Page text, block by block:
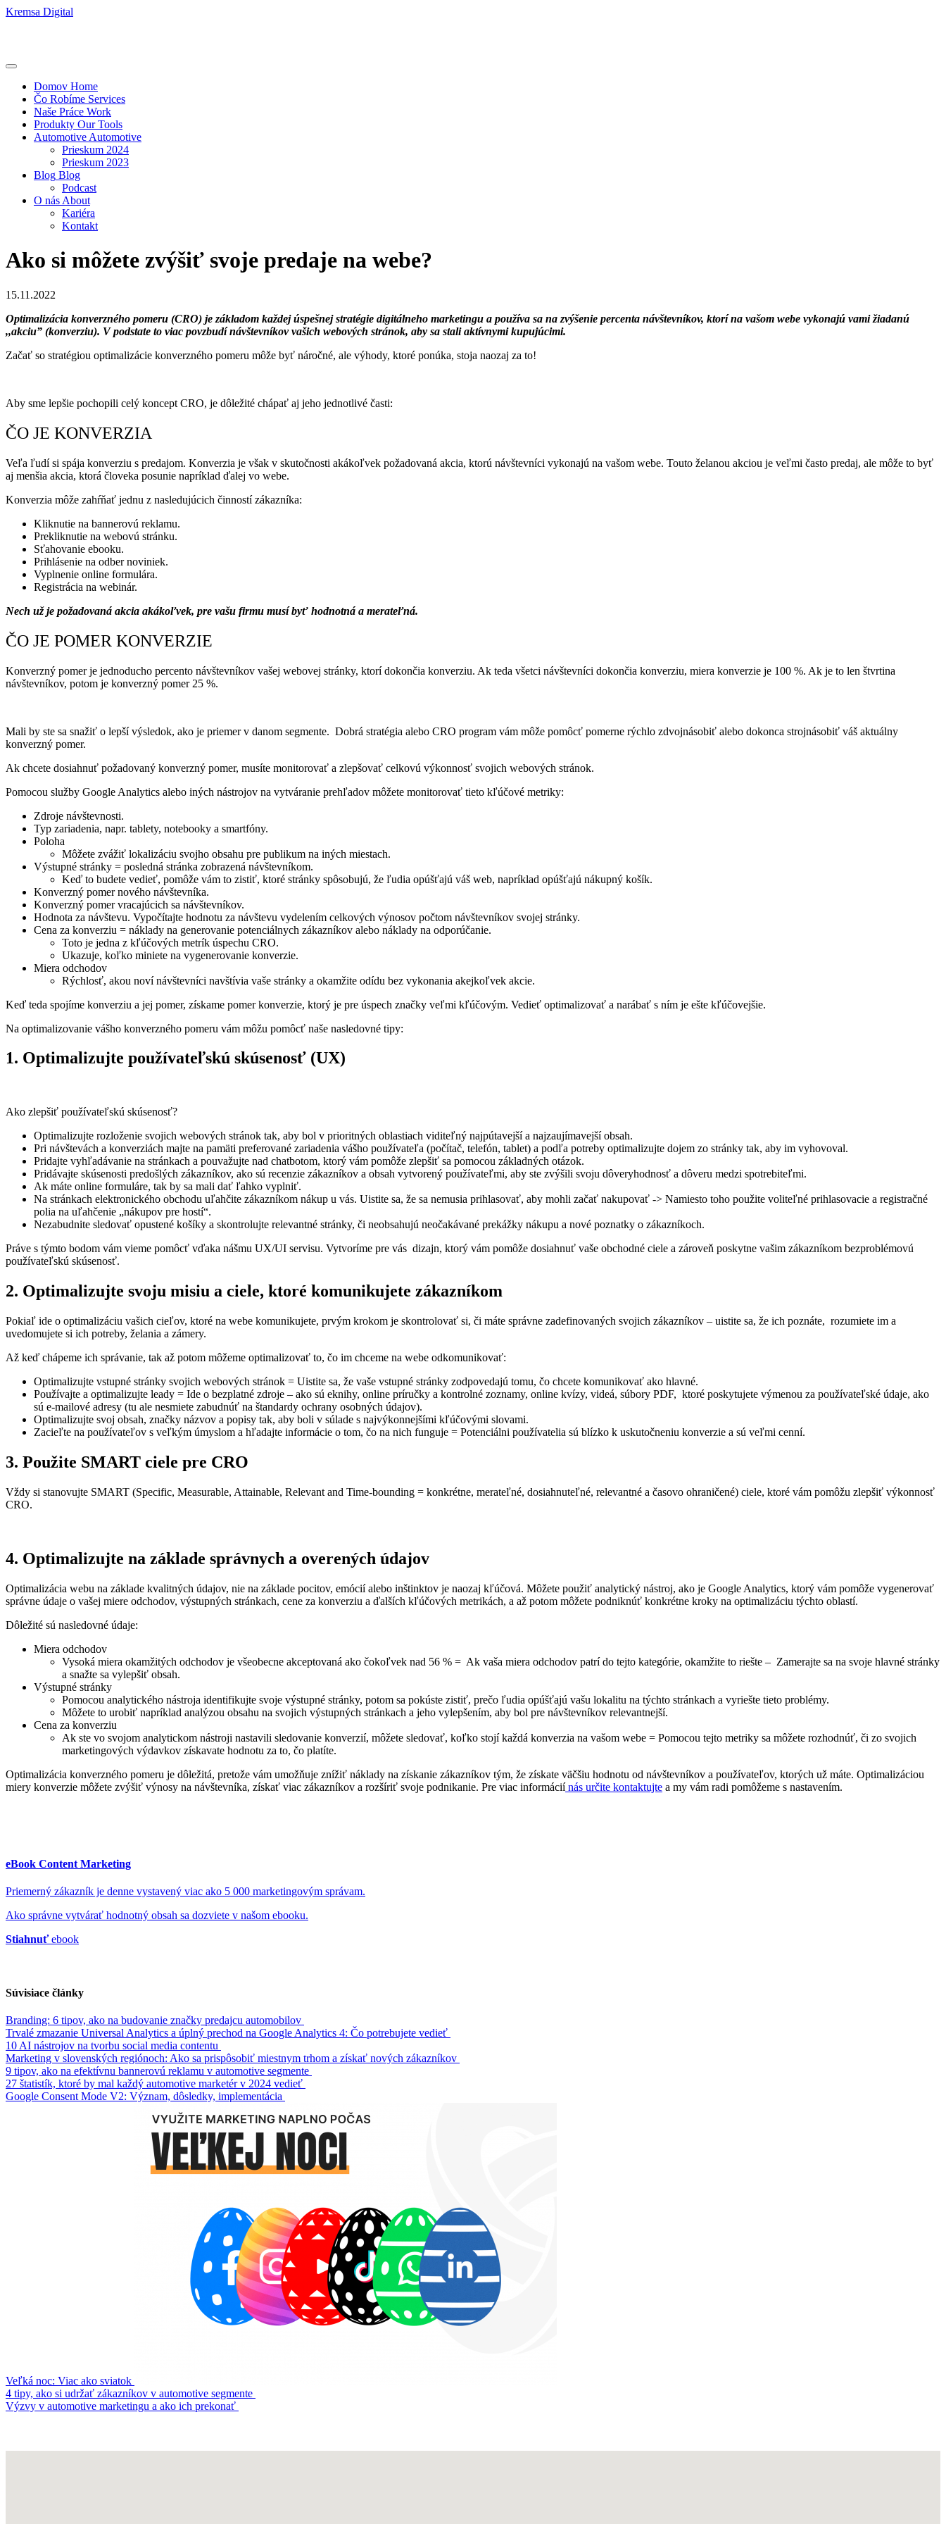
Kremsa Digital
Domov Home
Čo Robíme Services
Naše Práce Work
Produkty Our Tools
Automotive Automotive
Prieskum 2024
Prieskum 2023
Blog Blog
Podcast
O nás About
Kariéra
Kontakt
Ako si môžete zvýšiť svoje predaje na webe?
15.11.2022
Optimalizácia konverzného pomeru (CRO) je základom každej úspešnej stratégie digitálneho marketingu a používa sa na zvýšenie percenta návštevníkov, ktorí na vašom webe vykonajú vami žiadanú
,,akciu” (konverziu). V podstate to viac povzbudí návštevníkov vašich webových stránok, aby sa stali aktívnymi kupujúcimi.
Začať so stratégiou optimalizácie konverzného pomeru môže byť náročné, ale výhody, ktoré ponúka, stoja naozaj za to!
Aby sme lepšie pochopili celý koncept CRO, je dôležité chápať aj jeho jednotlivé časti:
ČO JE KONVERZIA
Veľa ľudí si spája konverziu s predajom. Konverzia je však v skutočnosti akákoľvek požadovaná akcia, ktorú návštevníci vykonajú na vašom webe. Touto želanou akciou je veľmi často predaj, ale môže to byť
aj menšia akcia, ktorá človeka posunie napríklad ďalej vo webe.
Konverzia môže zahŕňať jednu z nasledujúcich činností zákazníka:
Kliknutie na bannerovú reklamu.
Prekliknutie na webovú stránku.
Sťahovanie ebooku.
Prihlásenie na odber noviniek.
Vyplnenie online formulára.
Registrácia na webinár.
Nech už je požadovaná akcia akákoľvek, pre vašu firmu musí byť hodnotná a merateľná.
ČO JE POMER KONVERZIE
Konverzný pomer je jednoducho percento návštevníkov vašej webovej stránky, ktorí dokončia konverziu. Ak teda všetci návštevníci dokončia konverziu, miera konverzie je 100 %. Ak je to len štvrtina
návštevníkov, potom je konverzný pomer 25 %.
Mali by ste sa snažiť o lepší výsledok, ako je priemer v danom segmente. Dobrá stratégia alebo CRO program vám môže pomôcť pomerne rýchlo zdvojnásobiť alebo dokonca strojnásobiť váš aktuálny
konverzný pomer.
Ak chcete dosiahnuť požadovaný konverzný pomer, musíte monitorovať a zlepšovať celkovú výkonnosť svojich webových stránok.
Pomocou služby Google Analytics alebo iných nástrojov na vytváranie prehľadov môžete monitorovať tieto kľúčové metriky:
Zdroje návštevnosti.
Typ zariadenia, napr. tablety, notebooky a smartfóny.
Poloha
Môžete zvážiť lokalizáciu svojho obsahu pre publikum na iných miestach.
Výstupné stránky = posledná stránka zobrazená návštevníkom.
Keď to budete vedieť, pomôže vám to zistiť, ktoré stránky spôsobujú, že ľudia opúšťajú váš web, napríklad opúšťajú nákupný košík.
Konverzný pomer nového návštevníka.
Konverzný pomer vracajúcich sa návštevníkov.
Hodnota za návštevu. Vypočítajte hodnotu za návštevu vydelením celkových výnosov počtom návštevníkov svojej stránky.
Cena za konverziu = náklady na generovanie potenciálnych zákazníkov alebo náklady na odporúčanie.
Toto je jedna z kľúčových metrík úspechu CRO.
Ukazuje, koľko miniete na vygenerovanie konverzie.
Miera odchodov
Rýchlosť, akou noví návštevníci navštívia vaše stránky a okamžite odídu bez vykonania akejkoľvek akcie.
Keď teda spojíme konverziu a jej pomer, získame pomer konverzie, ktorý je pre úspech značky veľmi kľúčovým. Vedieť optimalizovať a narábať s ním je ešte kľúčovejšie.
Na optimalizovanie vášho konverzného pomeru vám môžu pomôcť naše nasledovné tipy:
1. Optimalizujte používateľskú skúsenosť (UX)
Ako zlepšiť používateľskú skúsenosť?
Optimalizujte rozloženie svojich webových stránok tak, aby bol v prioritných oblastiach viditeľný najpútavejší a najzaujímavejší obsah.
Pri návštevách a konverziách majte na pamäti preferované zariadenia vášho používateľa (počítač, telefón, tablet) a podľa potreby optimalizujte dojem zo stránky tak, aby im vyhovoval.
Pridajte vyhľadávanie na stránkach a pouvažujte nad chatbotom, ktorý vám pomôže zlepšiť sa pomocou základných otázok.
Pridávajte skúsenosti predošlých zákazníkov, ako sú recenzie zákazníkov a obsah vytvorený používateľmi, aby ste zvýšili svoju dôveryhodnosť a dôveru medzi spotrebiteľmi.
Ak máte online formuláre, tak by sa mali dať ľahko vyplniť.
Na stránkach elektronického obchodu uľahčite zákazníkom nákup u vás. Uistite sa, že sa nemusia prihlasovať, aby mohli začať nakupovať -> Namiesto toho použite voliteľné prihlasovacie a registračné
polia na uľahčenie „nákupov pre hostí“.
Nezabudnite sledovať opustené košíky a skontrolujte relevantné stránky, či neobsahujú neočakávané prekážky nákupu a nové poznatky o zákazníkoch.
Práve s týmto bodom vám vieme pomôcť vďaka nášmu UX/UI servisu. Vytvoríme pre vás dizajn, ktorý vám pomôže dosiahnuť vaše obchodné ciele a zároveň poskytne vašim zákazníkom bezproblémovú
používateľskú skúsenosť.
2. Optimalizujte svoju misiu a ciele, ktoré komunikujete zákazníkom
Pokiaľ ide o optimalizáciu vašich cieľov, ktoré na webe komunikujete, prvým krokom je skontrolovať si, či máte správne zadefinovaných svojich zákazníkov – uistite sa, že ich poznáte, rozumiete im a
uvedomujete si ich potreby, želania a zámery.
Až keď chápeme ich správanie, tak až potom môžeme optimalizovať to, čo im chceme na webe odkomunikovať:
Optimalizujte vstupné stránky svojich webových stránok = Uistite sa, že vaše vstupné stránky zodpovedajú tomu, čo chcete komunikovať ako hlavné.
Používajte a optimalizujte leady = Ide o bezplatné zdroje – ako sú eknihy, online príručky a kontrolné zoznamy, online kvízy, videá, súbory PDF, ktoré poskytujete výmenou za používateľské údaje, ako
sú e-mailové adresy (tu ale nesmiete zabudnúť na štandardy ochrany osobných údajov).
Optimalizujte svoj obsah, značky názvov a popisy tak, aby boli v súlade s najvýkonnejšími kľúčovými slovami.
Zacieľte na používateľov s veľkým úmyslom a hľadajte informácie o tom, čo na nich funguje = Potenciálni používatelia sú blízko k uskutočneniu konverzie a sú veľmi cenní.
3. Použite SMART ciele pre CRO
Vždy si stanovujte SMART (Specific, Measurable, Attainable, Relevant and Time-bounding = konkrétne, merateľné, dosiahnuteľné, relevantné a časovo ohraničené) ciele, ktoré vám pomôžu zlepšiť výkonnosť
CRO.
4. Optimalizujte na základe správnych a overených údajov
Optimalizácia webu na základe kvalitných údajov, nie na základe pocitov, emócií alebo inštinktov je naozaj kľúčová. Môžete použiť analytický nástroj, ako je Google Analytics, ktorý vám pomôže vygenerovať
správne údaje o vašej miere odchodov, výstupných stránkach, cene za konverziu a ďalších kľúčových metrikách, a až potom môžete podniknúť konkrétne kroky na optimalizáciu týchto oblastí.
Dôležité sú nasledovné údaje:
Miera odchodov
Vysoká miera okamžitých odchodov je všeobecne akceptovaná ako čokoľvek nad 56 % = Ak vaša miera odchodov patrí do tejto kategórie, okamžite to riešte – Zamerajte sa na svoje hlavné stránky
a snažte sa vylepšiť obsah.
Výstupné stránky
Pomocou analytického nástroja identifikujte svoje výstupné stránky, potom sa pokúste zistiť, prečo ľudia opúšťajú vašu lokalitu na týchto stránkach a vyriešte tieto problémy.
Môžete to urobiť napríklad analýzou obsahu na svojich výstupných stránkach a jeho vylepšením, aby bol pre návštevníkov relevantnejší.
Cena za konverziu
Ak ste vo svojom analytickom nástroji nastavili sledovanie konverzií, môžete sledovať, koľko stojí každá konverzia na vašom webe = Pomocou tejto metriky sa môžete rozhodnúť, či zo svojich
marketingových výdavkov získavate hodnotu za to, čo platíte.
Optimalizácia konverzného pomeru je dôležitá, pretože vám umožňuje znížiť náklady na získanie zákazníkov tým, že získate väčšiu hodnotu od návštevníkov a používateľov, ktorých už máte. Optimalizáciou
miery konverzie môžete zvýšiť výnosy na návštevníka, získať viac zákazníkov a rozšíriť svoje podnikanie. Pre viac informáciínás určite kontaktujte a my vám radi pomôžeme s nastavením.
eBook Content Marketing
Priemerný zákazník je denne vystavený viac ako 5 000 marketingovým správam.
Ako správne vytvárať hodnotný obsah sa dozviete v našom ebooku.
Stiahnuťebook
Súvisiace články
Branding: 6 tipov, ako na budovanie značky predajcu automobilov
Trvalé zmazanie Universal Analytics a úplný prechod na Google Analytics 4: Čo potrebujete vedieť
10 AI nástrojov na tvorbu social media contentu
Marketing v slovenských regiónoch: Ako sa prispôsobiť miestnym trhom a získať nových zákazníkov
9 tipov, ako na efektívnu bannerovú reklamu v automotive segmente
27 štatistík, ktoré by mal každý automotive marketér v 2024 vedieť
Google Consent Mode V2: Význam, dôsledky, implementácia
Veľká noc: Viac ako sviatok
4 tipy, ako si udržať zákazníkov v automotive segmente
Výzvy v automotive marketingu a ako ich prekonať